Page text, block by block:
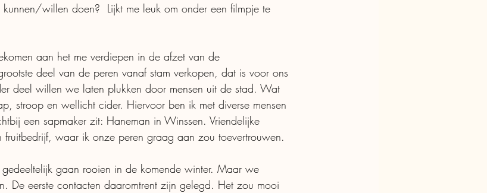
willen doen?  Lijkt me leuk om onder een filmpje te
aan het me verdiepen in de afzet van de
deel van de peren vanaf stam verkopen, dat is voor ons
deel willen we laten plukken door mensen uit de stad. Wat
stroop en wellicht cider. Hiervoor ben ik met diverse mensen
een sapmaker zit: Haneman in Winssen. Vriendelijke
fruitbedrijf, waar ik onze peren graag aan zou toevertrouwen.
gaan rooien in de komende winter. Maar we
De eerste contacten daaromtrent zijn gelegd. Het zou mooi